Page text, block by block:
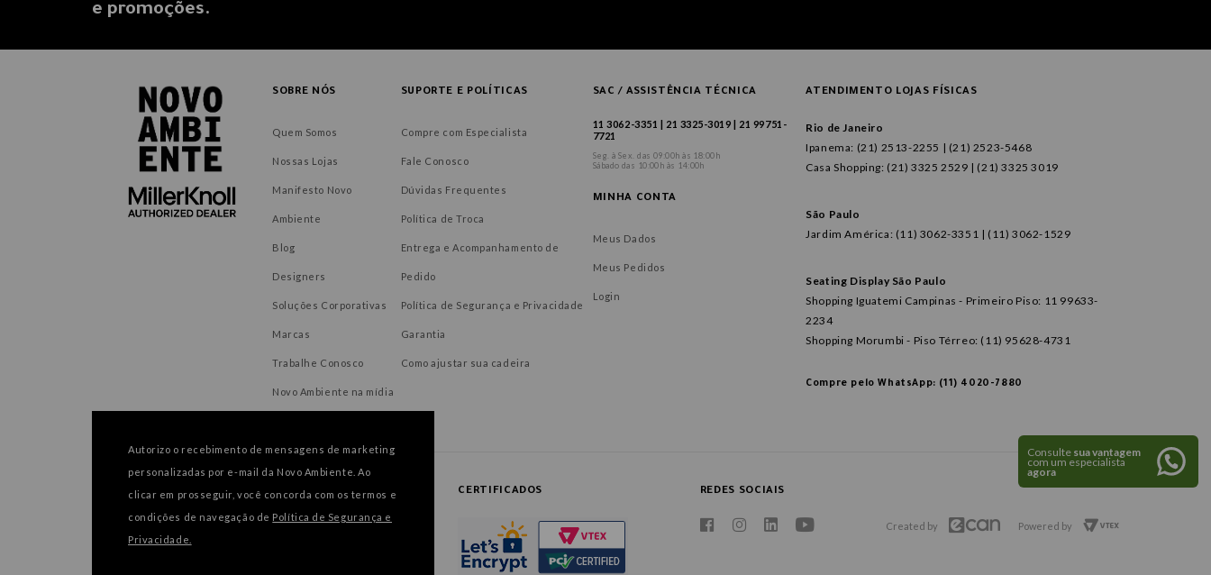
e promoções.
SOBRE NÓS
Quem Somos
Nossas Lojas
Manifesto Novo
Ambiente
Blog
Designers
Soluções Corporativas
Marcas
Trabalhe Conosco
Novo Ambiente na mídia
SUPORTE E POLÍTICAS
Compre com Especialista
Fale Conosco
Dúvidas Frequentes
Política de Troca
Entrega e Acompanhamento de
Pedido
Política de Segurança e Privacidade
Garantia
Como ajustar sua cadeira
SAC / ASSISTÊNCIA TÉCNICA
11 3062-3351 | 21 3325-3019 | 21 99751-
7721
Seg. à Sex. das 09:00h às 18:00h
Sábado das 10:00h às 14:00h
MINHA CONTA
Meus Dados
Meus Pedidos
Login
ATENDIMENTO LOJAS FÍSICAS
Rio de Janeiro
Ipanema: (21) 2513-2255 | (21) 2523-5468
Casa Shopping: (21) 3325 2529 | (21) 3325 3019
São Paulo
Jardim América: (11) 3062-3351 | (11) 3062-1529
Seating Display São Paulo
Shopping Iguatemi Campinas - Primeiro Piso: 11 99633-
2234
Shopping Morumbi - Piso Térreo: (11) 95628-4731
Compre pelo WhatsApp: (11) 4020-7880
FORMAS DE PAGAMENTO CERTIFICADOS REDES SOCIAIS
Created by Powered by
Autorizo o recebimento de mensagens de marketing
personalizadas por e-mail da Novo Ambiente. Ao
clicar em prosseguir, você concorda com os termos e
condições de navegação de Política de Segurança e
Privacidade.
Consulte sua vantagem
com um especialista
agora